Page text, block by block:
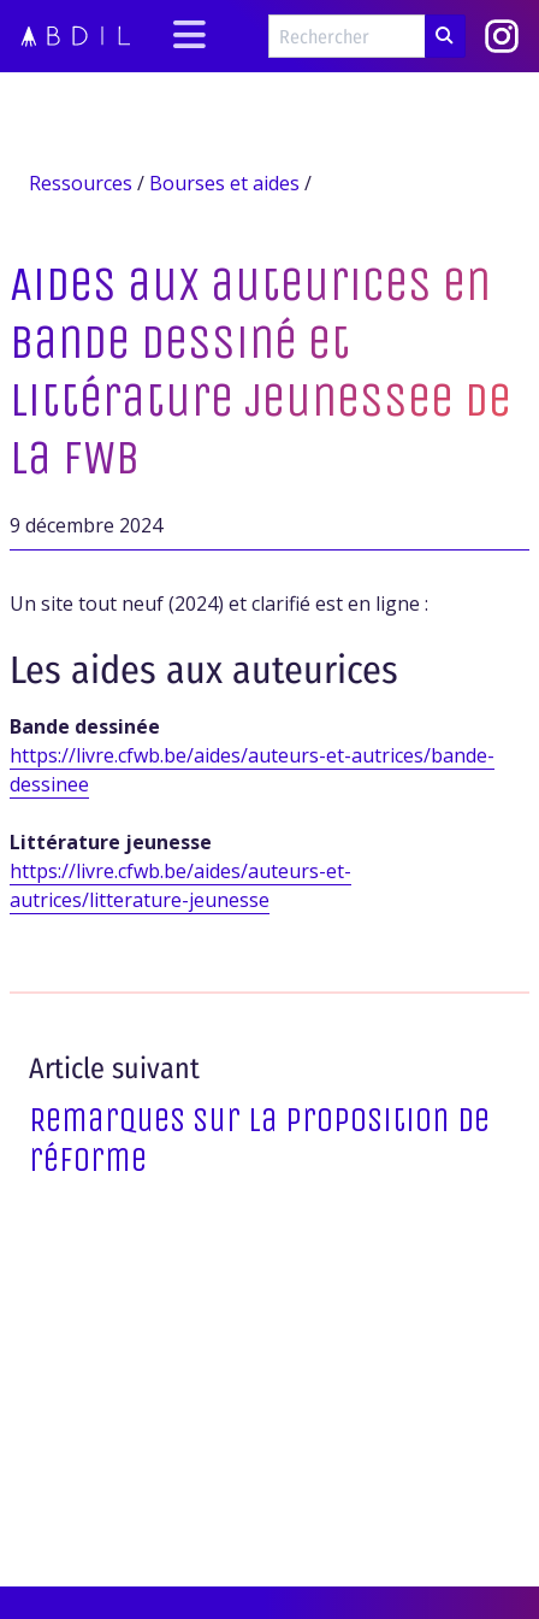
Ressources / Bourses et aides /
Aides aux auteurices en
bande dessiné et
littérature jeunessee de
la FWB
9 décembre 2024
Un site tout neuf (2024) et clarifié est en ligne :
Les aides aux auteurices
Bande dessinée
https://livre.cfwb.be/aides/auteurs-et-autrices/bande-
dessinee
Littérature jeunesse
https://livre.cfwb.be/aides/auteurs-et-
autrices/litterature-jeunesse
Article suivant
Remarques sur la proposition de
réforme